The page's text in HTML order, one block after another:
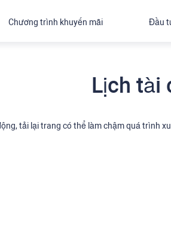
Lịch tài
tải lại trang có thể làm chậm quá
Chương trình khuyến mãi Đầu